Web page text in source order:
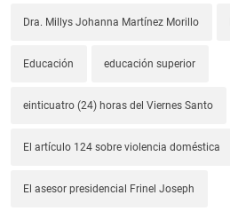
Dra. Millys Johanna Martínez Morillo
Educación educación superior
einticuatro (24) horas del Viernes Santo
El artículo 124 sobre violencia doméstica
El asesor presidencial Frinel Joseph